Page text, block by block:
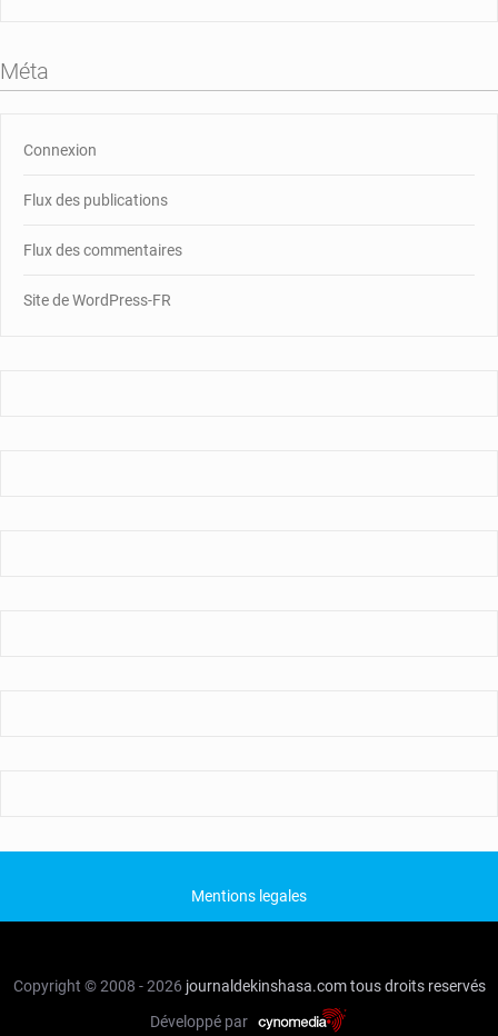
Méta
Connexion
Flux des publications
Flux des commentaires
Site de WordPress-FR
Mentions legales
Copyright © 2008 - 2026 journaldekinshasa.com tous droits reservés
Développé par